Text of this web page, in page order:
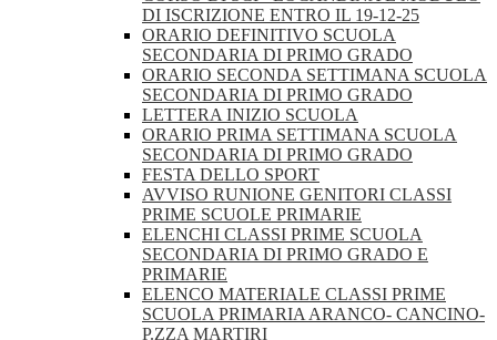
DI ISCRIZIONE ENTRO IL 19-12-25
ORARIO DEFINITIVO SCUOLA
SECONDARIA DI PRIMO GRADO
ORARIO SECONDA SETTIMANA SCUOLA
SECONDARIA DI PRIMO GRADO
LETTERA INIZIO SCUOLA
ORARIO PRIMA SETTIMANA SCUOLA
SECONDARIA DI PRIMO GRADO
FESTA DELLO SPORT
AVVISO RUNIONE GENITORI CLASSI
PRIME SCUOLE PRIMARIE
ELENCHI CLASSI PRIME SCUOLA
SECONDARIA DI PRIMO GRADO E
PRIMARIE
ELENCO MATERIALE CLASSI PRIME
SCUOLA PRIMARIA ARANCO- CANCINO-
P.ZZA MARTIRI